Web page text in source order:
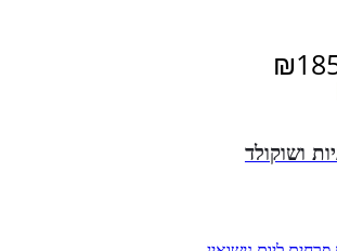
₪
ושוקולד